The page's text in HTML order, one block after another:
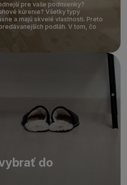
pre vaše podmienky?
kúrenie? Všetky typy
a majú skvelé vlastnosti. Preto
podláh. V tom, čo
do